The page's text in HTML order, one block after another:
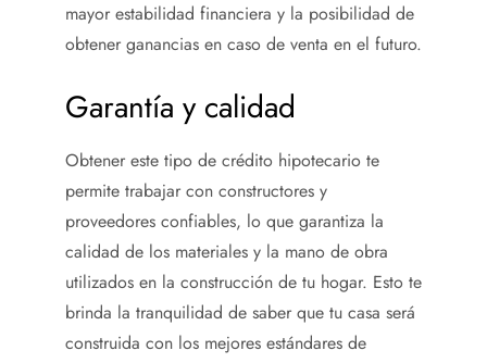
mayor estabilidad financiera y la posibilidad de
obtener ganancias en caso de venta en el futuro.
Garantía y calidad
Obtener este tipo de crédito hipotecario te
permite trabajar con constructores y
proveedores confiables, lo que garantiza la
calidad de los materiales y la mano de obra
utilizados en la construcción de tu hogar. Esto te
brinda la tranquilidad de saber que tu casa será
construida con los mejores estándares de